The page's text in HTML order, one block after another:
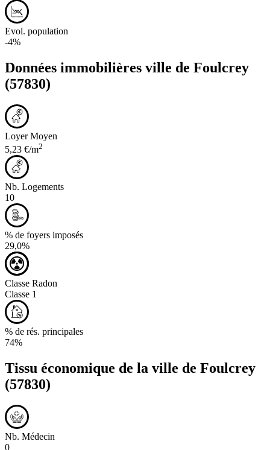
Evol. population
-4%
Données immobilières ville de Foulcrey
(57830)
Loyer Moyen
5,23 €/m2
Nb. Logements
10
% de foyers imposés
29,0%
Classe Radon
Classe 1
% de rés. principales
74%
Tissu économique de la ville de Foulcrey
(57830)
Nb. Médecin
0